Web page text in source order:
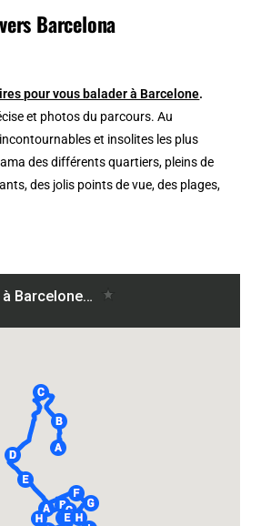
Barcelona
pour vous balader à Barcelone.
et photos du parcours. Au
et insolites les plus
des différents quartiers, pleins de
des jolis points de vue, des plages,